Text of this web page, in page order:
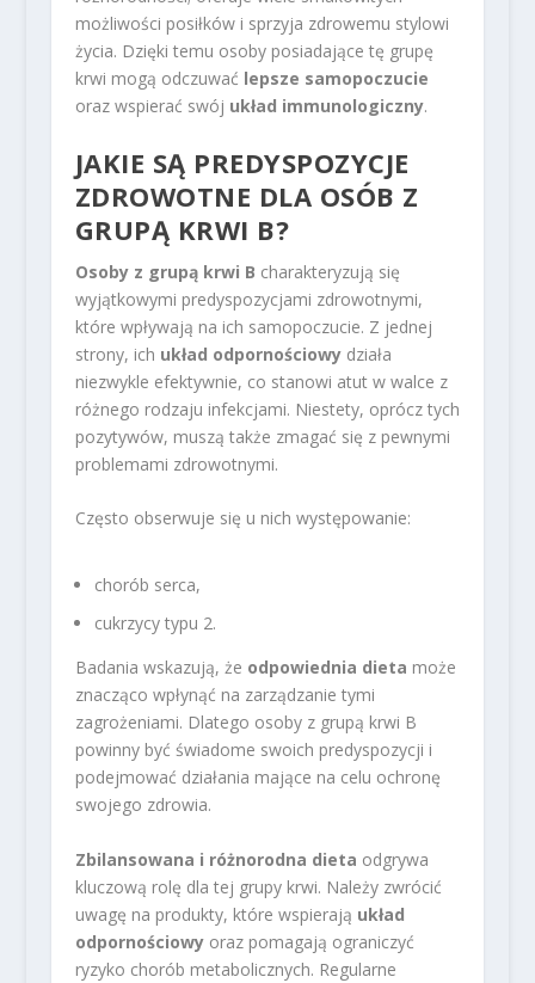
możliwości posiłków i sprzyja zdrowemu stylowi
życia. Dzięki temu osoby posiadające tę grupę
krwi mogą odczuwać lepsze samopoczucie
oraz wspierać swój układ immunologiczny.
JAKIE SĄ PREDYSPOZYCJE
ZDROWOTNE DLA OSÓB Z
GRUPĄ KRWI B?
Osoby z grupą krwi B charakteryzują się
wyjątkowymi predyspozycjami zdrowotnymi,
które wpływają na ich samopoczucie. Z jednej
strony, ich układ odpornościowydziała
niezwykle efektywnie, co stanowi atut w walce z
różnego rodzaju infekcjami. Niestety, oprócz tych
pozytywów, muszą także zmagać się z pewnymi
problemami zdrowotnymi.
Często obserwuje się u nich występowanie:
chorób serca,
cukrzycy typu 2.
Badania wskazują, że odpowiednia dieta może
znacząco wpłynąć na zarządzanie tymi
zagrożeniami. Dlatego osoby z grupą krwi B
powinny być świadome swoich predyspozycji i
podejmować działania mające na celu ochronę
swojego zdrowia.
Zbilansowana i różnorodna dieta odgrywa
kluczową rolę dla tej grupy krwi. Należy zwrócić
uwagę na produkty, które wspierają układ
odpornościowyoraz pomagają ograniczyć
ryzyko chorób metabolicznych. Regularne